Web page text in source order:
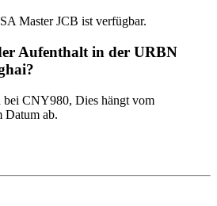
Master JCB ist verfügbar.
Aufenthalt in der URBN
bei CNY980, Dies hängt vom
Datum ab.